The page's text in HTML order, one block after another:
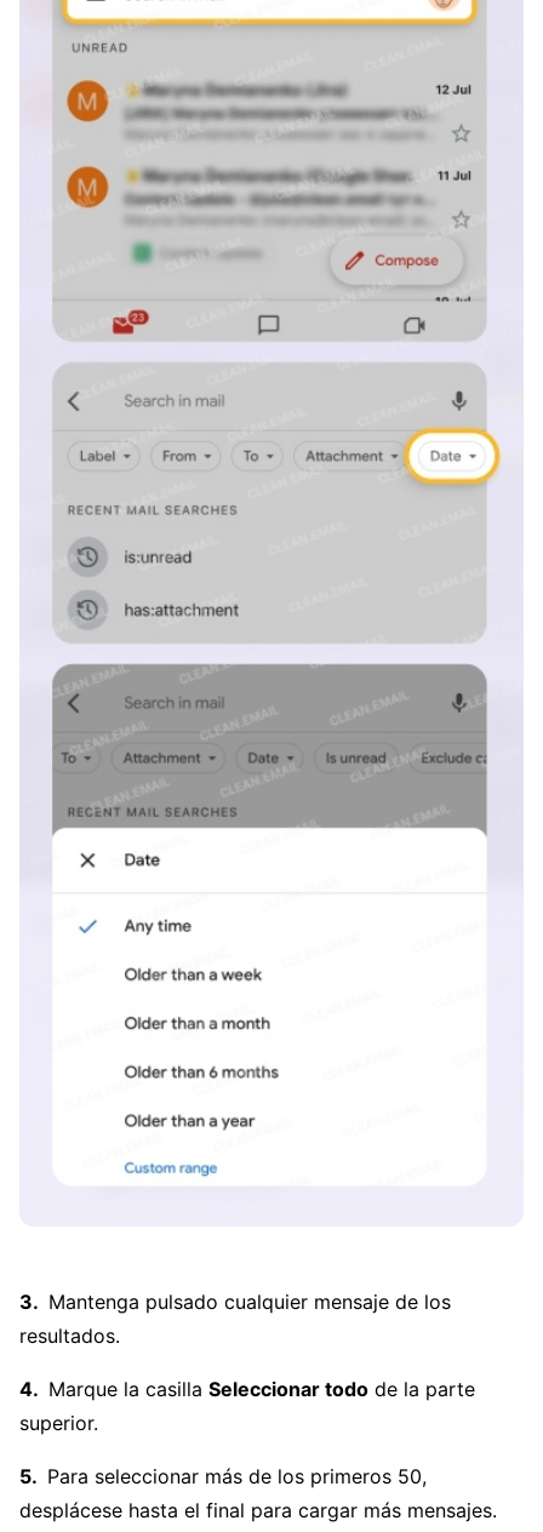
Mantenga pulsado cualquier mensaje de los
resultados.
Marque la casilla Seleccionar todo de la parte
superior.
Para seleccionar más de los primeros 50,
desplácese hasta el final para cargar más mensajes.